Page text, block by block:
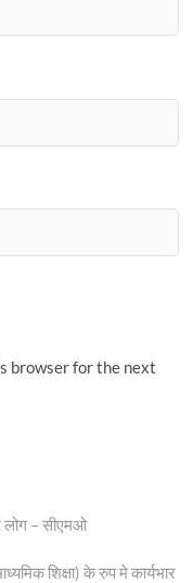
browser for the next
लोग – सीएमओ
शिक्षा) के रुप मे कार्यभार